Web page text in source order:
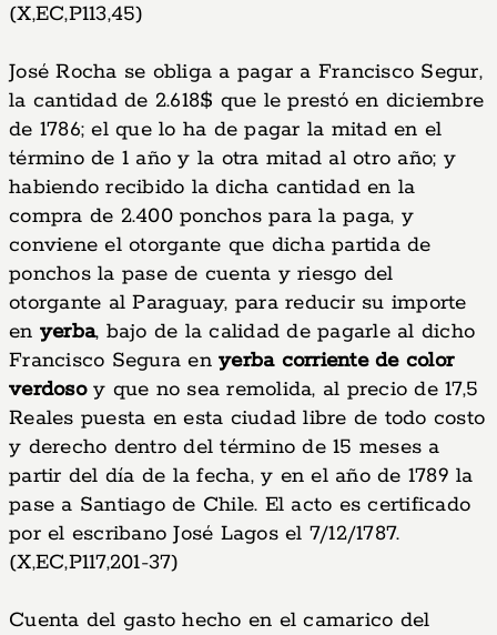
(X,EC,P113,45)
José Rocha se obliga a pagar a Francisco Segur,
la cantidad de 2.618$ que le prestó en diciembre
de 1786; el que lo ha de pagar la mitad en el
término de 1 año y la otra mitad al otro año; y
habiendo recibido la dicha cantidad en la
compra de 2.400 ponchos para la paga, y
conviene el otorgante que dicha partida de
ponchos la pase de cuenta y riesgo del
otorgante al Paraguay, para reducir su importe
en yerba, bajo de la calidad de pagarle al dicho
Francisco Segura en yerba corriente de color
verdosoy que no sea remolida, al precio de 17,5
Reales puesta en esta ciudad libre de todo costo
y derecho dentro del término de 15 meses a
partir del día de la fecha, y en el año de 1789 la
pase a Santiago de Chile. El acto es certificado
por el escribano José Lagos el 7/12/1787.
(X,EC,P117,201-37)
Cuenta del gasto hecho en el camarico del